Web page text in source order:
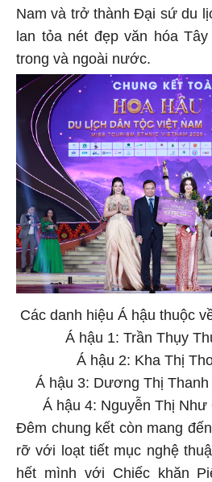
Nam và trở thành Đại sứ du
lan tỏa nét đẹp văn hóa
trong và ngoài nước.
Các danh hiệu Á hậu thuộc
Á hậu 1: Trần Thụy
Á hậu 2: Kha Thị
Á hậu 3: Dương Thị Thanh
Á hậu 4: Nguyễn Thị Như
Đêm chung kết còn mang
rỡ với loạt tiết mục nghệ
hết mình với Chiếc khăn